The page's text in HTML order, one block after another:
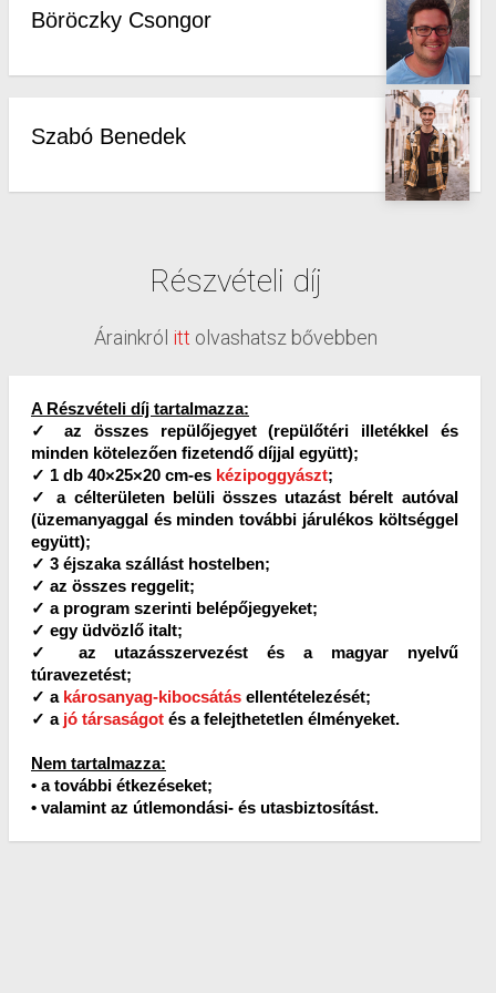
Böröczky Csongor
Szabó Benedek
Részvételi díj
Árainkról itt olvashatsz bővebben
A Részvételi díj tartalmazza:
✓ az összes repülőjegyet (repülőtéri illetékkel és
minden kötelezően fizetendő díjjal együtt);
✓ 1 db 40×25×20 cm-es kézipoggyászt;
✓ a célterületen belüli összes utazást bérelt autóval
(üzemanyaggal és minden további járulékos költséggel
együtt);
✓ 3 éjszaka szállást hostelben;
✓ az összes reggelit;
✓ a program szerinti belépőjegyeket;
✓ egy üdvözlő italt;
✓ az utazásszervezést és a magyar nyelvű
túravezetést;
✓ a károsanyag-kibocsátás ellentételezését;
✓ a jó társaságot és a felejthetetlen élményeket.
Nem tartalmazza:
• a további étkezéseket;
• valamint az útlemondási- és utasbiztosítást.